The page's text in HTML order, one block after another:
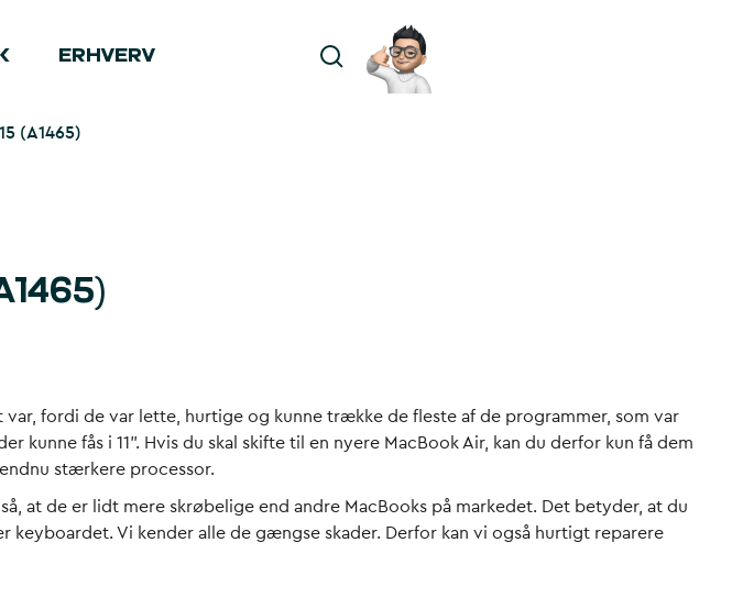
ERHVERV
(A1465)
fordi de var lette, hurtige og kunne trække de fleste af de programmer, som var
fås i 11”. Hvis du skal skifte til en nyere MacBook Air, kan du derfor kun få dem
stærkere processor.
at de er lidt mere skrøbelige end andre MacBooks på markedet. Det betyder, at du
Vi kender alle de gængse skader. Derfor kan vi også hurtigt reparere